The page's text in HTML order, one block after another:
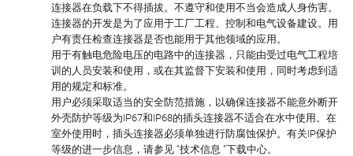
连接器在负载下不得插拔。不遵守和使用不当会造成人身伤害。
连接器的开发是为了应用于工厂工程、控制和电气设备建设。用
户有责任检查连接器是否也能用于其他领域的应用。
用于有触电危险电压的电路中的连接器，只能由受过电气工程培
训的人员安装和使用，或在其监督下安装和使用，同时考虑到适
用的规定和标准。
用户必须采取适当的安全防范措施，以确保连接器不能意外断开
外壳防护等级为IP67和IP68的插头连接器不适合在水中使用。在
室外使用时，插头连接器必须单独进行防腐蚀保护。有关IP保护
等级的进一步信息，请参见 "技术信息 "下载中心。